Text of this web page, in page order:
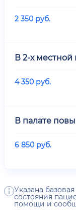
2 350 руб.
В 2-х местной
4 350 руб.
В палате
6 850 руб.
Указана
состояния
помощи и